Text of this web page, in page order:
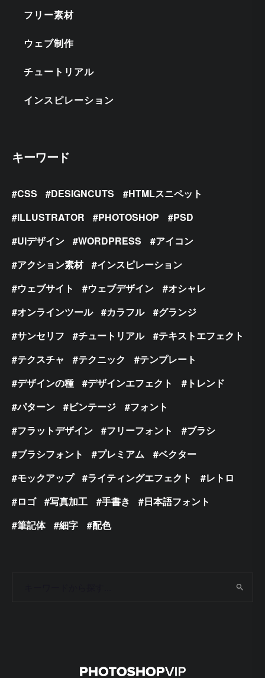
フリー素材
ウェブ制作
チュートリアル
インスピレーション
キーワード
CSS DESIGNCUTS
HTMLスニペット
ILLUSTRATOR
PHOTOSHOP
PSD
UIデザイン
WORDPRESS
アイコン
アクション素材
インスピレーション
ウェブサイト
ウェブデザイン
オシャレ
オンラインツール
カラフル
グランジ
サンセリフ
チュートリアル
テキストエフェクト
テクスチャ
テクニック
テンプレート
デザインの種
デザインエフェクト
トレンド
パターン
ビンテージ
フォント
フラットデザイン
フリーフォント
ブラシ
ブラシフォント
プレミアム
ベクター
モックアップ
ライティングエフェクト
レトロ
ロゴ
写真加工 手書き
日本語フォント
筆記体
細字 配色